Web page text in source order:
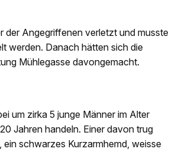
der Angegriffenen verletzt und musste
werden. Danach hätten sich die
Mühlegasse davongemacht.
um zirka 5 junge Männer im Alter
Jahren handeln. Einer davon trug
schwarzes Kurzarmhemd, weisse